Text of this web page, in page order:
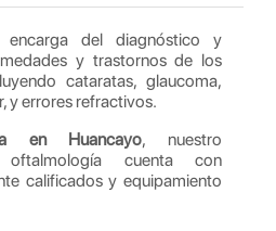
del diagnóstico y
y trastornos de los
cataratas, glaucoma,
y errores refractivos.
en Huancayo, nuestro
cuenta con
calificados y equipamiento